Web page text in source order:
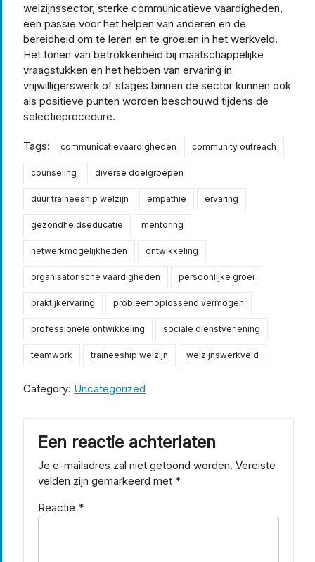
welzijnssector, sterke communicatieve vaardigheden,
een passie voor het helpen van anderen en de
bereidheid om te leren en te groeien in het werkveld.
Het tonen van betrokkenheid bij maatschappelijke
vraagstukken en het hebben van ervaring in
vrijwilligerswerk of stages binnen de sector kunnen ook
als positieve punten worden beschouwd tijdens de
selectieprocedure.
Tags: communicatievaardigheden community outreach
counseling diverse doelgroepen
duur traineeship welzijn empathie ervaring
gezondheidseducatie mentoring
netwerkmogelijkheden ontwikkeling
organisatorische vaardigheden persoonlijke groei
praktijkervaring probleemoplossend vermogen
professionele ontwikkeling sociale dienstverlening
teamwork traineeship welzijn welzijnswerkveld
Category: Uncategorized
Een reactie achterlaten
Je e-mailadres zal niet getoond worden. Vereiste
velden zijn gemarkeerd met *
Reactie *